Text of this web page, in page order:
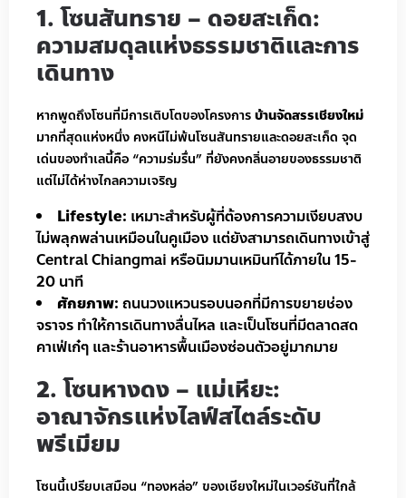
1. โซนสันทราย – ดอยสะเก็ด:
ความสมดุลแห่งธรรมชาติและการ
เดินทาง
หากพูดถึงโซนที่มีการเติบโตของโครงการบ้านจัดสรรเชียงใหม่
มากที่สุดแห่งหนึ่ง คงหนีไม่พ้นโซนสันทรายและดอยสะเก็ด จุด
เด่นของทำเลนี้คือ “ความร่มรื่น” ที่ยังคงกลิ่นอายของธรรมชาติ
แต่ไม่ได้ห่างไกลความเจริญ
Lifestyle: เหมาะสำหรับผู้ที่ต้องการความเงียบสงบ
ไม่พลุกพล่านเหมือนในคูเมือง แต่ยังสามารถเดินทางเข้าสู่
Central Chiangmai หรือนิมมานเหมินท์ได้ภายใน 15-
20 นาที
ศักยภาพ: ถนนวงแหวนรอบนอกที่มีการขยายช่อง
จราจร ทำให้การเดินทางลื่นไหล และเป็นโซนที่มีตลาดสด
คาเฟ่เก๋ๆ และร้านอาหารพื้นเมืองซ่อนตัวอยู่มากมาย
2. โซนหางดง – แม่เหียะ:
อาณาจักรแห่งไลฟ์สไตล์ระดับ
พรีเมียม
โซนนี้เปรียบเสมือน “ทองหล่อ” ของเชียงใหม่ในเวอร์ชันที่ใกล้